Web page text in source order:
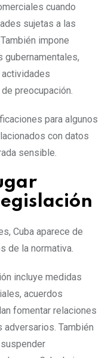
cuando
sujetas a las
impone
preocupación.
para algunos
con datos
sensible.
Cuba aparece de
de la normativa.
incluye medidas
acuerdos
fomentar relaciones
También